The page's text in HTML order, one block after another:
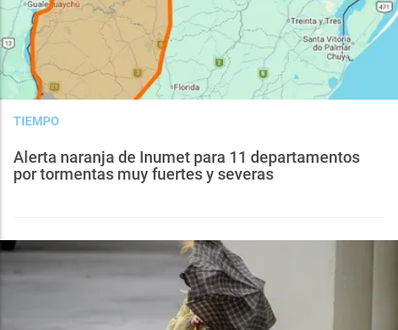
TIEMPO
Alerta naranja de Inumet para 11 departamentos
por tormentas muy fuertes y severas